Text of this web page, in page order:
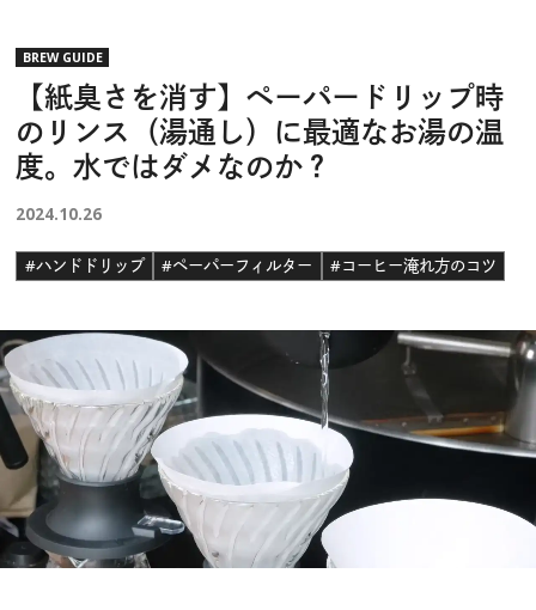
BREW GUIDE
【紙臭さを消す】ペーパードリップ時
のリンス（湯通し）に最適なお湯の温
度。水ではダメなのか？
2024.10.26
#ハンドドリップ #ペーパーフィルター #コーヒー淹れ方のコツ